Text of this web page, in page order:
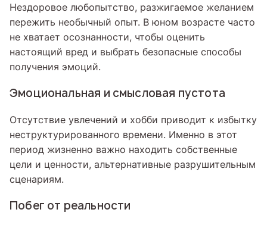
Нездоровое любопытство, разжигаемое желанием
пережить необычный опыт. В юном возрасте часто
не хватает осознанности, чтобы оценить
настоящий вред и выбрать безопасные способы
получения эмоций.
Эмоциональная и смысловая пустота
Отсутствие увлечений и хобби приводит к избытку
неструктурированного времени. Именно в этот
период жизненно важно находить собственные
цели и ценности, альтернативные разрушительным
сценариям.
Побег от реальности